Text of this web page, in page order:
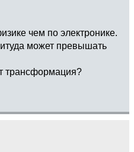
чем по электронике.
может превышать
трансформация?